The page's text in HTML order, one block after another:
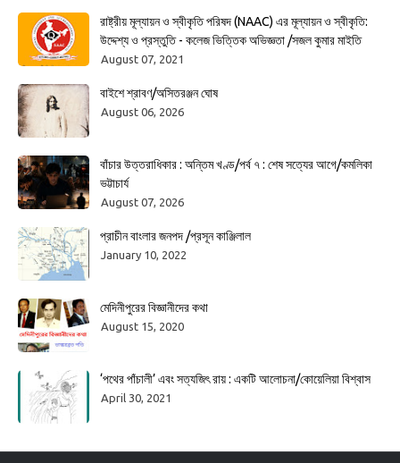
রাষ্ট্রীয় মূল্যায়ন ও স্বীকৃতি পরিষদ (NAAC) এর মূল্যায়ন ও স্বীকৃতি:
উদ্দেশ্য ও প্রস্তুতি - কলেজ ভিত্তিক অভিজ্ঞতা /সজল কুমার মাইতি
August 07, 2021
বাইশে শ্রাবণ/অসিতরঞ্জন ঘোষ
August 06, 2026
বাঁচার উত্তরাধিকার : অন্তিম খণ্ড/পর্ব ৭ : শেষ সত্যের আগে/কমলিকা
ভট্টাচার্য
August 07, 2026
প্রাচীন বাংলার জনপদ /প্রসূন কাঞ্জিলাল
January 10, 2022
মেদিনীপুরের বিজ্ঞানীদের কথা
August 15, 2020
‘পথের পাঁচালী’ এবং সত্যজিৎ রায় : একটি আলোচনা/কোয়েলিয়া বিশ্বাস
April 30, 2021